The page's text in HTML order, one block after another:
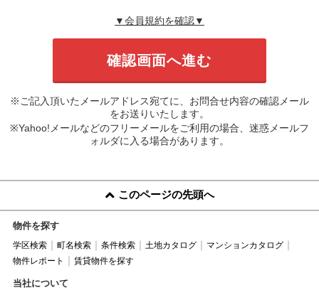
▼会員規約を確認▼
※ご記入頂いたメールアドレス宛てに、お問合せ内容の確認メール
をお送りいたします。
※Yahoo!メールなどのフリーメールをご利用の場合、迷惑メールフ
ォルダに入る場合があります。
このページの先頭へ
物件を探す
学区検索 町名検索 条件検索 土地カタログ
マンションカタログ
物件レポート
賃貸物件を探す
当社について